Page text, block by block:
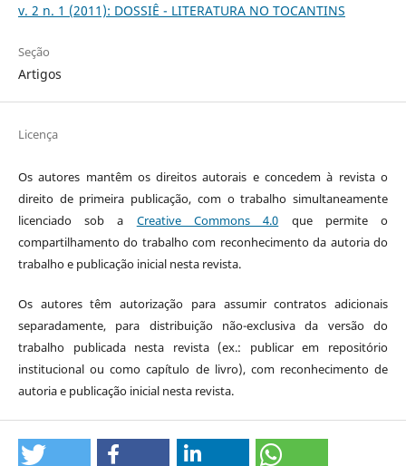
v. 2 n. 1 (2011): DOSSIÊ - LITERATURA NO TOCANTINS
Seção
Artigos
Licença
Os autores mantêm os direitos autorais e concedem à revista o
direito de primeira publicação, com o trabalho simultaneamente
licenciado sob a Creative Commons 4.0 que permite o
compartilhamento do trabalho com reconhecimento da autoria do
trabalho e publicação inicial nesta revista.
Os autores têm autorização para assumir contratos adicionais
separadamente, para distribuição não-exclusiva da versão do
trabalho publicada nesta revista (ex.: publicar em repositório
institucional ou como capítulo de livro), com reconhecimento de
autoria e publicação inicial nesta revista.